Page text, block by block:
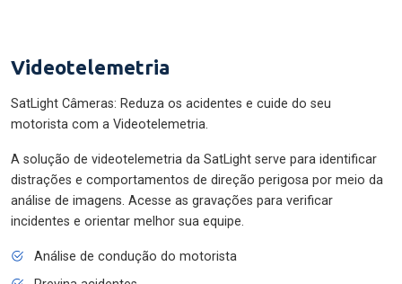
Videotelemetria
SatLight Câmeras: Reduza os acidentes e cuide do seu
motorista com a Videotelemetria.
A solução de videotelemetria da SatLight serve para identificar
distrações e comportamentos de direção perigosa por meio da
análise de imagens. Acesse as gravações para verificar
incidentes e orientar melhor sua equipe.
Análise de condução do motorista